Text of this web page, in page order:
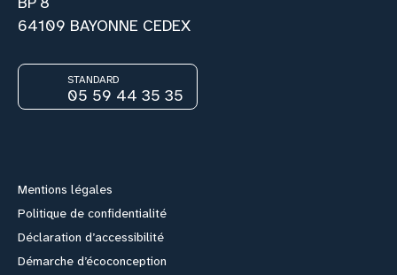
64109 BAYONNE CEDEX
STANDARD
05 59 44 35 35
Mentions légales
Politique de confidentialité
Déclaration d’accessibilité
Démarche d’écoconception